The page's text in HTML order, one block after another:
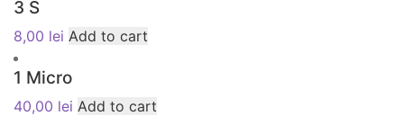
3 S
8,00 lei Add to cart
1 Micro
40,00 lei Add to cart